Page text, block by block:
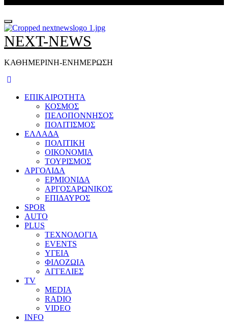
NEXT-NEWS
ΚΑΘΗΜΕΡΙΝΗ-ΕΝΗΜΕΡΩΣΗ
ΕΠΙΚΑΙΡΟΤΗΤΑ
ΚΟΣΜΟΣ
ΠΕΛΟΠΟΝΝΗΣΟΣ
ΠΟΛΙΤΙΣΜΟΣ
ΕΛΛΑΔΑ
ΠΟΛΙΤΙΚΗ
ΟΙΚΟΝΟΜΙΑ
ΤΟΥΡΙΣΜΟΣ
ΑΡΓΟΛΙΔΑ
ΕΡΜΙΟΝΙΔΑ
ΑΡΓΟΣΑΡΩΝΙΚΟΣ
ΕΠΙΔΑΥΡΟΣ
SPOR
AUTO
PLUS
ΤΕΧΝΟΛΟΓΙΑ
EVENTS
ΥΓΕΙΑ
ΦΙΛΟΖΩΙΑ
ΑΓΓΕΛΙΕΣ
ΤV
MEDIA
RADIO
VIDEO
INFO